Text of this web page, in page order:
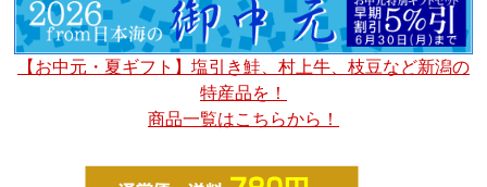
【お中元・夏ギフト】塩引き鮭、村上牛、枝豆など新潟の
特産品を！
商品一覧はこちらから！